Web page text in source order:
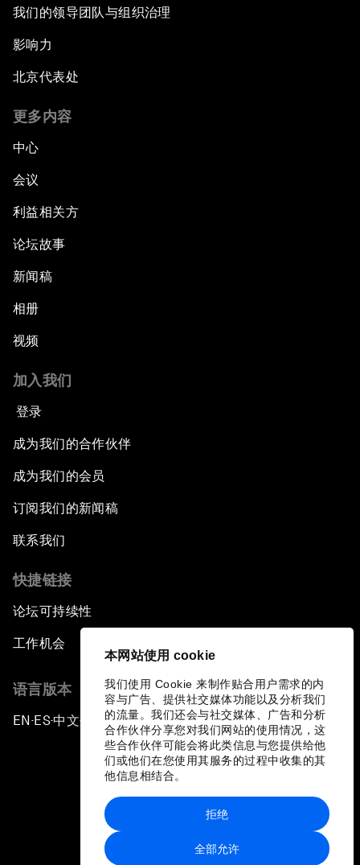
本网站使用 cookie
我们使用 Cookie 来制作贴合用户需求的内
容与广告、提供社交媒体功能以及分析我们
的流量。我们还会与社交媒体、广告和分析
合作伙伴分享您对我们网站的使用情况，这
些合作伙伴可能会将此类信息与您提供给他
们或他们在您使用其服务的过程中收集的其
他信息相结合。
全部允许
拒绝
我们的领导团队与组织治理
影响力
北京代表处
更多内容
中心
会议
利益相关方
论坛故事
新闻稿
相册
视频
加入我们
登录
成为我们的合作伙伴
成为我们的会员
订阅我们的新闻稿
联系我们
快捷链接
论坛可持续性
工作机会
语言版本
EN ▪ES▪中文▪ 日本語
站点地图